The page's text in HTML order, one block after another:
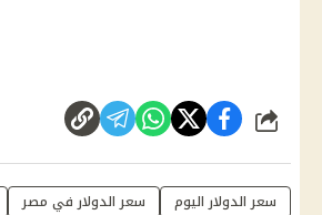
شارك
سعر الدولار اليوم سعر الدولار في مصر